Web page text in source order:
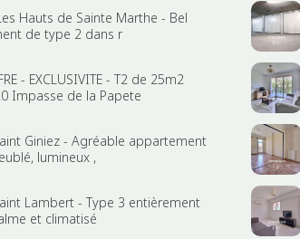
Hauts de Sainte Marthe - Bel
de type 2 dans r
- EXCLUSIVITE - T2 de 25m2
Impasse de la Papete
Giniez - Agréable appartement
lumineux ,
Lambert - Type 3 entièrement
et climatisé